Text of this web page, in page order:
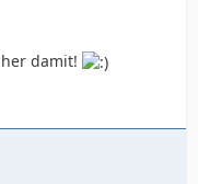
damit!